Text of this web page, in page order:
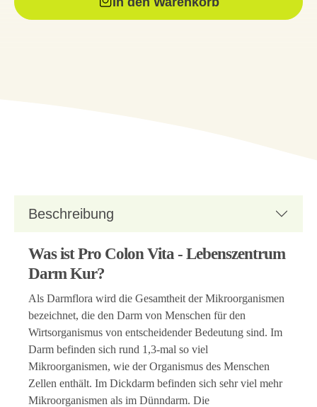
Beschreibung
Was ist Pro Colon Vita - Lebenszentrum
Darm Kur?
Als Darmflora wird die Gesamtheit der Mikroorganismen
bezeichnet, die den Darm von Menschen für den
Wirtsorganismus von entscheidender Bedeutung sind. Im
Darm befinden sich rund 1,3-mal so viel
Mikroorganismen, wie der Organismus des Menschen
Zellen enthält. Im Dickdarm befinden sich sehr viel mehr
Mikroorganismen als im Dünndarm. Die